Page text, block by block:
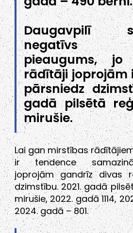
Daugavpilī
negatīvs
pieaugums, jo
rādītāji joprojām
pārsniedz
gadā pilsētā
mirušie.
Lai gan mirstības
ir tendence
joprojām gandrīz divas
dzimstību. 2021. gadā
mirušie, 2022. gadā 1114,
2024. gadā – 801.